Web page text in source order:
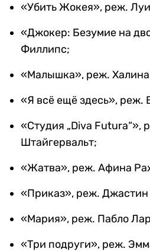
«Убить Жокея», реж.
«Джокер: Безумие на
Филлипс;
«Малышка», реж.
«Я всё ещё здесь», реж.
«Студия „Diva Futura“»,
Штайгервальт;
«Жатва», реж. Афина
«Приказ», реж. Джастин
«Мария», реж. Пабло
«Три подруги», реж.